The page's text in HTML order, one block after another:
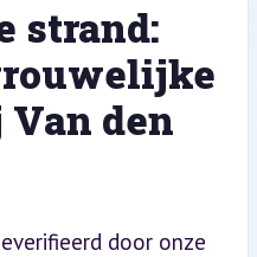
strand:
den
door onze